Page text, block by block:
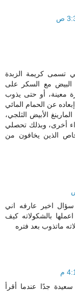
تسمى كريمة الزبدة
مع السكر على
معينة، أو حتى يذوب
عن الحمام المائي
الأبيض الثلجي،
أخرى، وبذلك تحصلي
الذين يخافون من
اخير عارفه اني
بالشكولاته كيف
ماتذوب بعد فتره
جدًا عندما أقرأ